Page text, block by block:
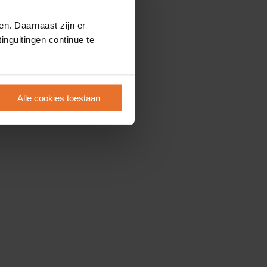
Daarnaast zijn er
continue te
Alle cookies toestaan